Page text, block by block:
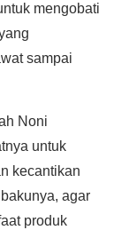
mengobati
sampai
Noni
untuk
kecantikan
agar
produk